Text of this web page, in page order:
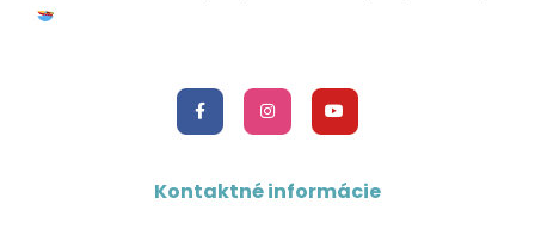
Kontaktné informácie